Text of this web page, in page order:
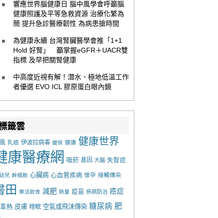
響應世界腦健康日 腦中風學會呼籲腦
健康照護及平等急救資源 治療化繁為
簡 提升急診醫療韌性 為病患搶時間
為健康永續 台灣腎臟醫學會推「1+1
Hold 好腎」 籲掌握eGFR＋UACR雙
指標 及早把關腎健康
中高度近視有解！潛水、極地低溫工作
者優選 EVO ICL 膠原蛋白眼內鏡
籤雲
乳癌 伊波拉病毒 健保 健康 健康世界
康醫療網 吸菸 基因 大腦 失智症
兒 幹細胞 心臟病 心血管疾病 懷孕 接觸傳染
田 樂活飲食 減肥 熱量 疫苗 疾病防治 癌症
熱 皮膚 睡眠 空氣或飛沫傳染 糖尿病 肥